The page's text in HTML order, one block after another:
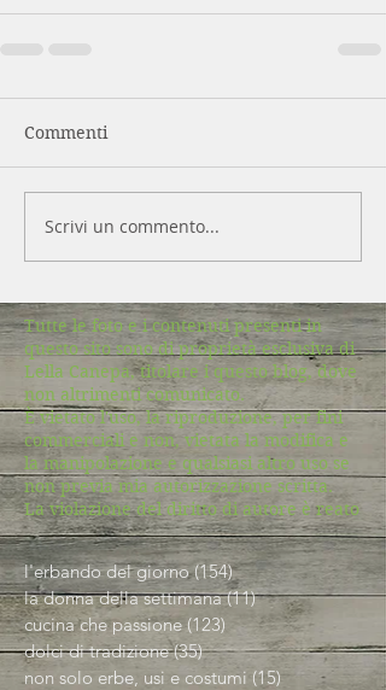
Commenti
Scrivi un commento...
Tutte le foto e i contenuti presenti in
questo sito sono di proprietà esclusiva di
Lella Canepa, titolare i questo blog, dove
non altrimenti comunicato.
È vietato l'uso, la riproduzione, per fini
commerciali e non, vietata la modifica e
la manipolazione e qualsiasi altro uso se
non previa mia autorizzazione scritta.
La violazione del diritto di autore è reato
l'erbando del giorno (154)154 post
la donna della settimana (11)11 post
cucina che passione (123) 123 post
dolci di tradizione (35)35 post
non solo erbe, usi e costumi (15)15 post